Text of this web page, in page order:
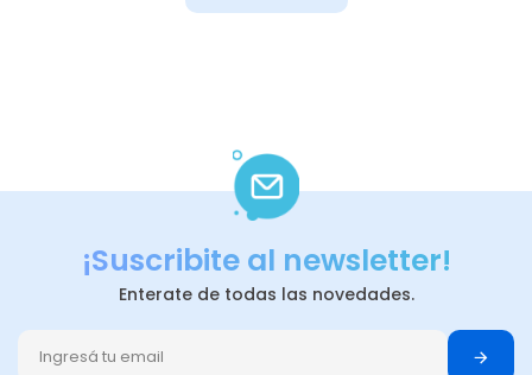
¡Suscribite al newsletter!
Enterate de todas las novedades.